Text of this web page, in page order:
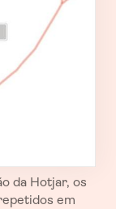
da Hotjar, os
em